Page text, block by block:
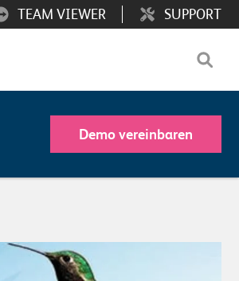
SUPPORT
TEAM VIEWER
Demo vereinbaren